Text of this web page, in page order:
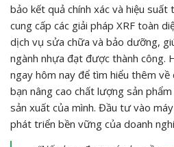
bảo kết quả chính xác và hiệu suất
cung cấp các giải pháp XRF toàn
dịch vụ sửa chữa và bảo dưỡng,
ngành nhựa đạt được thành công.
ngay hôm nay để tìm hiểu thêm về
bạn nâng cao chất lượng sản
sản xuất của mình. Đầu tư vào
phát triển bền vững của doanh